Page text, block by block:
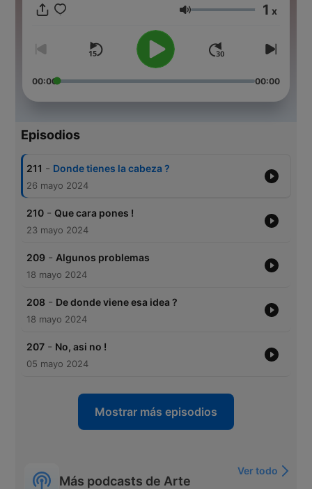
Volumen 1 x
00:00 00:00
Episodios
211 - Donde tienes la cabeza ?
26 mayo 2024
210 - Que cara pones !
23 mayo 2024
209 - Algunos problemas
18 mayo 2024
208 - De donde viene esa idea ?
18 mayo 2024
207 - No, asi no !
05 mayo 2024
Mostrar más episodios
Más podcasts de Arte
Ver todo